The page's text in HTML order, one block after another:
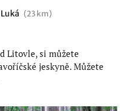
Luká (23 km)
Litovle, si můžete
jeskyně. Můžete